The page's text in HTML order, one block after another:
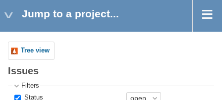
Jump to a project...
Tree view
Issues
Filters
Status